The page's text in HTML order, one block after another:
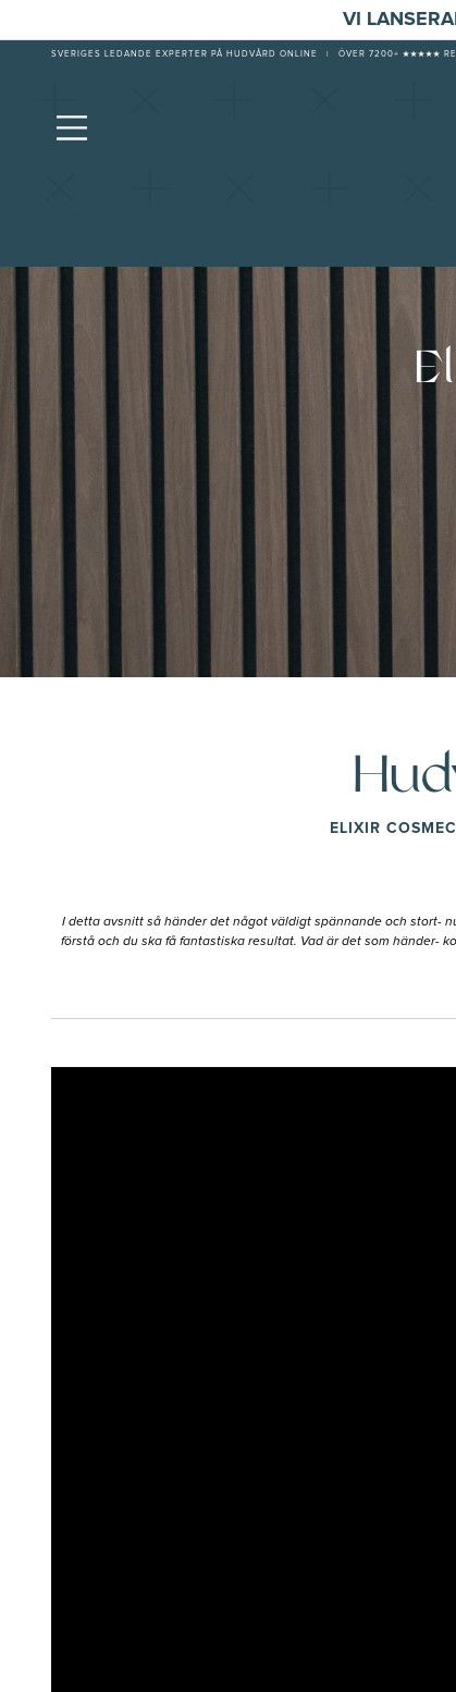
VI
SVERIGES LEDANDE EXPERTER PÅ HUDVÅRD ONLINE ÖVER 7200+ ★★★★★
ELIXIR
I detta avsnitt så händer det något väldigt spännande och stort-
förstå och du ska få fantastiska resultat. Vad är det som händer-